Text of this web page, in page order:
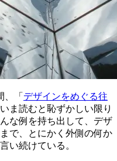
、「 デザインをめぐる往
ま読むと恥ずかしい限り
な例を持ち出して、デザ
で、とにかく外側の何か
い続けている。